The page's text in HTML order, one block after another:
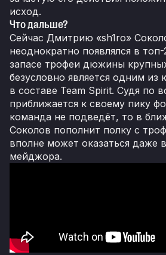
исход.
Что дальше?
Сейчас Дмитрию «sh1ro»
неоднократно появлялся в
запасе трофеи дюжины
безусловно является одним из
в составе Team Spirit. Судя по
приближается к своему пику
команда не подведёт, то в
Соколов пополнит полку с
вполне может оказаться даже
мейджора.